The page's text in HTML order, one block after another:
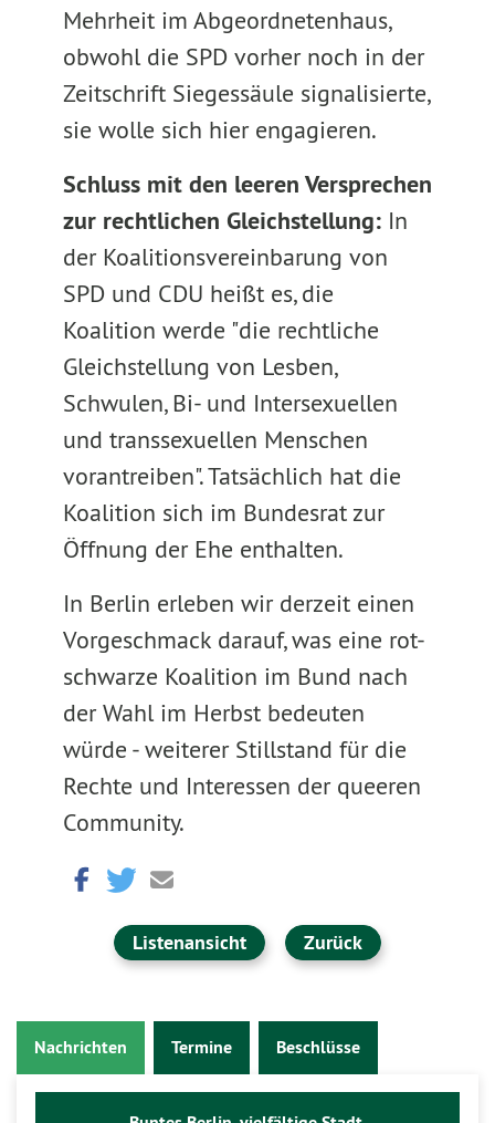
Mehrheit im Abgeordnetenhaus,
obwohl die SPD vorher noch in der
Zeitschrift Siegessäule signalisierte,
sie wolle sich hier engagieren.
Schluss mit den leeren Versprechen
zur rechtlichen Gleichstellung:In
der Koalitionsvereinbarung von
SPD und CDU heißt es, die
Koalition werde "die rechtliche
Gleichstellung von Lesben,
Schwulen, Bi- und Intersexuellen
und transsexuellen Menschen
vorantreiben". Tatsächlich hat die
Koalition sich im Bundesrat zur
Öffnung der Ehe enthalten.
In Berlin erleben wir derzeit einen
Vorgeschmack darauf, was eine rot-
schwarze Koalition im Bund nach
der Wahl im Herbst bedeuten
würde - weiterer Stillstand für die
Rechte und Interessen der queeren
Community.
Listenansicht Zurück
Nachrichten Termine Beschlüsse